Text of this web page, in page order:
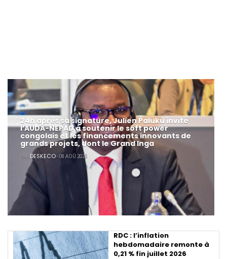
24h après sa signature, Julien Paluku invite
l’AUDA-NEPAD à soutenir le soft power
congolais et les financements innovants de
grands projets, dont le Grand Inga
PAR DESKECO- 08 AOÛ 2026
RDC : l’inflation
hebdomadaire remonte à
0,21 % fin juillet 2026